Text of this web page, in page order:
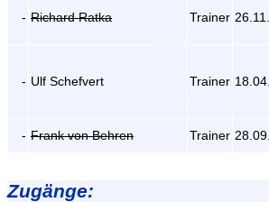
- Richard Ratka Trainer
- Ulf Schefvert Trainer
- Frank von Behren Trainer
Zugänge: